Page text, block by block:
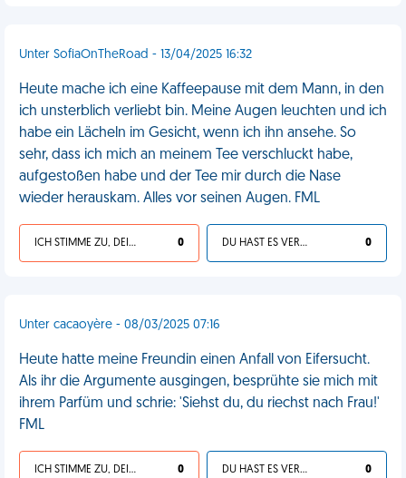
Unter SofiaOnTheRoad - 13/04/2025 16:32
Heute mache ich eine Kaffeepause mit dem Mann, in den
ich unsterblich verliebt bin. Meine Augen leuchten und ich
habe ein Lächeln im Gesicht, wenn ich ihn ansehe. So
sehr, dass ich mich an meinem Tee verschluckt habe,
aufgestoßen habe und der Tee mir durch die Nase
wieder herauskam. Alles vor seinen Augen. FML
ICH STIMME ZU, DEIN LEBEN IST SCHEISSE 0 DU HAST ES VERDIENT 0
Unter cacaoyère - 08/03/2025 07:16
Heute hatte meine Freundin einen Anfall von Eifersucht.
Als ihr die Argumente ausgingen, besprühte sie mich mit
ihrem Parfüm und schrie: 'Siehst du, du riechst nach Frau!'
FML
ICH STIMME ZU, DEIN LEBEN IST SCHEISSE 0 DU HAST ES VERDIENT 0